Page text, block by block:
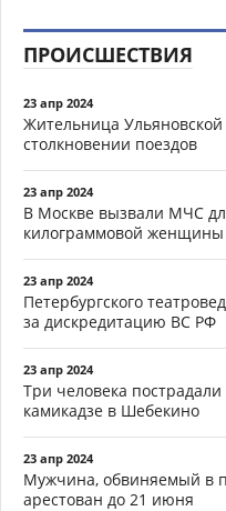
ПРОИСШЕСТВИЯ
23 апр 2024
Жительница
столкновении поездов
23 апр 2024
В Москве вызвали МЧС
килограммовой женщины
23 апр 2024
Петербургского
за дискредитацию ВС РФ
23 апр 2024
Три человека
камикадзе в Шебекино
23 апр 2024
Мужчина, обвиняемый в
арестован до 21 июня